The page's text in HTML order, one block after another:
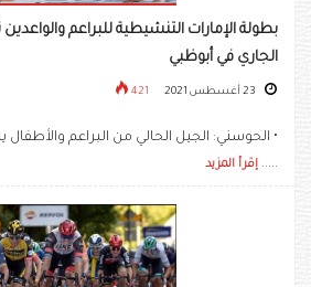
بطولة الإمارات التنشيطية للبراعم
الجاري في أبوظبي
421
• الحوسني: الجيل الحالي من البراعم
..... إقرأ المزيد